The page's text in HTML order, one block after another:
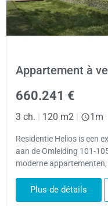
Appartement à
660.241 €
3 ch. 120 m2 1m
Residentie Helios is een
aan de Omleiding 101-
moderne
Plus de détails